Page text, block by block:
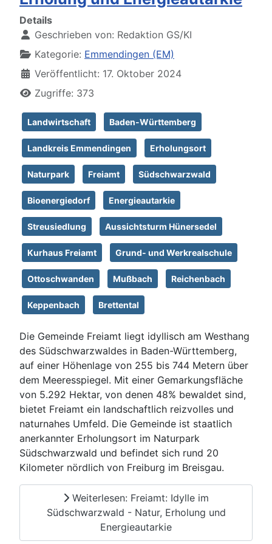
Details
Geschrieben von: Redaktion GS/KI
Kategorie: Emmendingen (EM)
Veröffentlicht: 17. Oktober 2024
Zugriffe: 373
Landwirtschaft Baden-Württemberg
Landkreis Emmendingen Erholungsort
Naturpark Freiamt Südschwarzwald
Bioenergiedorf Energieautarkie
Streusiedlung Aussichtsturm Hünersedel
Kurhaus Freiamt Grund- und Werkrealschule
Ottoschwanden Mußbach Reichenbach
Keppenbach Brettental
Die Gemeinde Freiamt liegt idyllisch am Westhang
des Südschwarzwaldes in Baden-Württemberg,
auf einer Höhenlage von 255 bis 744 Metern über
dem Meeresspiegel. Mit einer Gemarkungsfläche
von 5.292 Hektar, von denen 48% bewaldet sind,
bietet Freiamt ein landschaftlich reizvolles und
naturnahes Umfeld. Die Gemeinde ist staatlich
anerkannter Erholungsort im Naturpark
Südschwarzwald und befindet sich rund 20
Kilometer nördlich von Freiburg im Breisgau.
Weiterlesen: Freiamt: Idylle im
Südschwarzwald - Natur, Erholung und
Energieautarkie